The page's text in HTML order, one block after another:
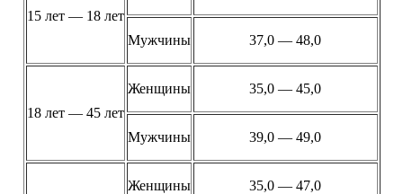
15 лет — 18 лет
Мужчины 37,0 — 48,0
18 лет — 45 лет
Женщины 35,0 — 45,0
Мужчины 39,0 — 49,0
Женщины 35,0 — 47,0